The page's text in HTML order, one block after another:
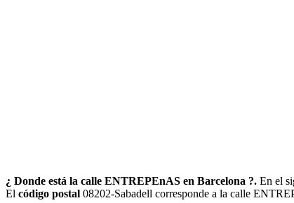
¿ Donde está la calle ENTREPEnAS en Barcelona ?. En el
El código postal 08202-Sabadell corresponde a la calle